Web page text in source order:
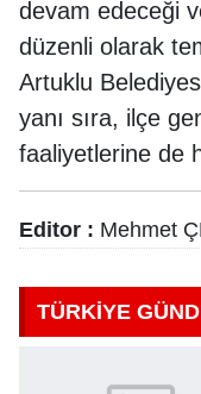
devam edeceği
düzenli olarak
Artuklu
yanı sıra, ilçe
faaliyetlerine de
Editor : Mehmet
TÜRKİYE